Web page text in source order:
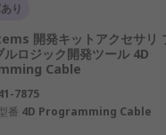
クトや既に確立され
ンツール、プログラ
ON
り
開発キットアクセサリ
ルロジック開発ツール 4D
Cable
7875
番 4D Programming Cable